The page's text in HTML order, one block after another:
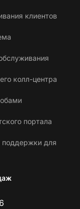
клиентов
колл-центра
портала
для